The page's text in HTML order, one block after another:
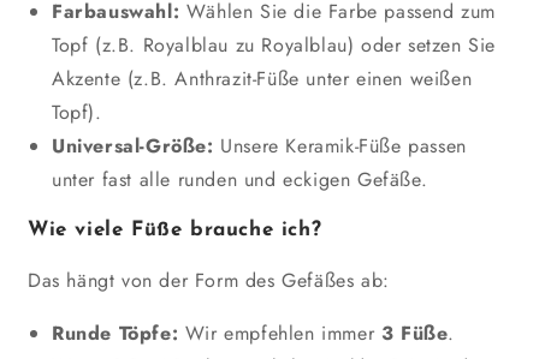
Farbauswahl: Wählen Sie die Farbe passend zum
Topf (z.B. Royalblau zu Royalblau) oder setzen Sie
Akzente (z.B. Anthrazit-Füße unter einen weißen
Topf).
Universal-Größe: Unsere Keramik-Füße passen
unter fast alle runden und eckigen Gefäße.
Wie viele Füße brauche ich?
Das hängt von der Form des Gefäßes ab:
Runde Töpfe: Wir empfehlen immer 3 Füße.